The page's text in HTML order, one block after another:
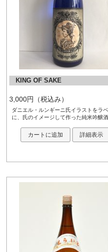
KING OF SAKE
3,000円（税込み）
ダニエル・ルンギーニ氏イラストをラ
に、氏のイメージして作った純米吟醸酒
カートに追加 詳細表示